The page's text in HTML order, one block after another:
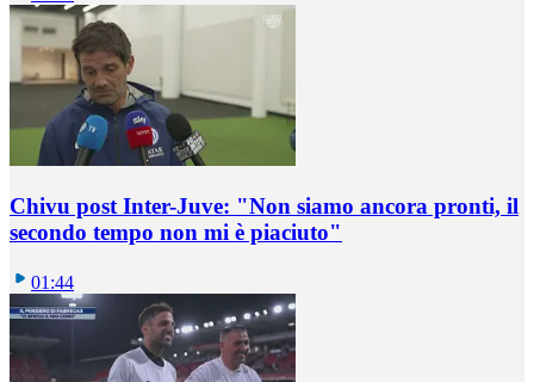
Chivu post Inter-Juve: "Non siamo ancora pronti, il
secondo tempo non mi è piaciuto"
01:44